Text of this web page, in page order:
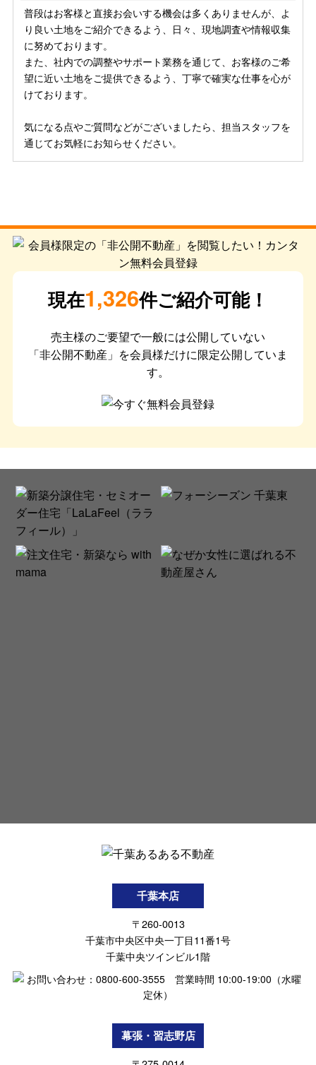
普段はお客様と直接お会いする機会は多くありませんが、よ
り良い土地をご紹介できるよう、日々、現地調査や情報収集
に努めております。
また、社内での調整やサポート業務を通じて、お客様のご希
望に近い土地をご提供できるよう、丁寧で確実な仕事を心が
けております。
気になる点やご質問などがございましたら、担当スタッフを
通じてお気軽にお知らせください。
現在1,326件ご紹介可能！
売主様のご要望で一般には公開していない
「非公開不動産」を会員様だけに限定公開していま
す。
千葉本店
〒260-0013
千葉市中央区中央一丁目11番1号
千葉中央ツインビル1階
幕張・習志野店